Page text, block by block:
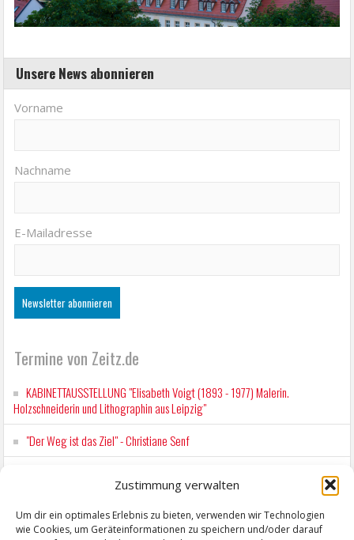
Zustimmung verwalten
Um dir ein optimales Erlebnis zu bieten, verwenden wir Technologien
wie Cookies, um Geräteinformationen zu speichern und/oder darauf
Unsere News abonnieren
Vorname
Nachname
E-Mailadresse
Termine von Zeitz.de
KABINETTAUSSTELLUNG "Elisabeth Voigt (1893 - 1977) Malerin.
Holzschneiderin und Lithographin aus Leipzig"
"Der Weg ist das Ziel" - Christiane Senf